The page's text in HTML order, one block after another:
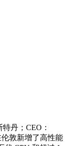
丹；CEO：
伦敦新增了高性能